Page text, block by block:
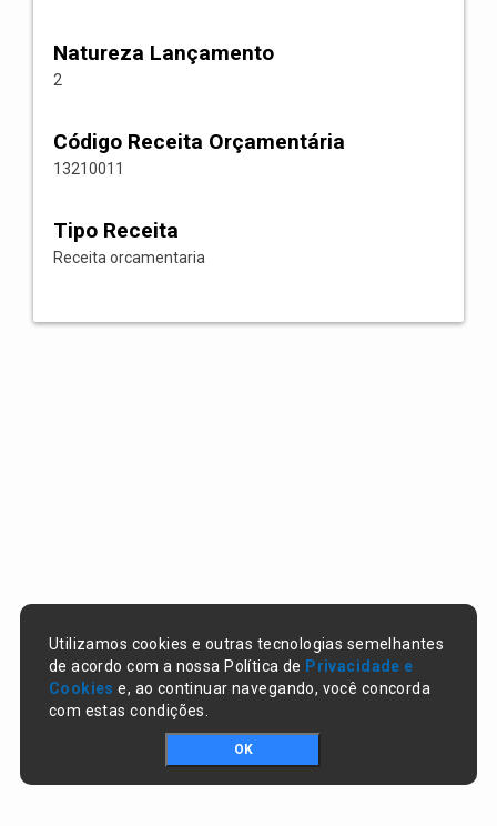
Natureza Lançamento
2
Código Receita Orçamentária
13210011
Tipo Receita
Receita orcamentaria
Utilizamos cookies e outras tecnologias semelhantes
de acordo com a nossa Política de Privacidade e
Cookies e, ao continuar navegando, você concorda
com estas condições.
OK